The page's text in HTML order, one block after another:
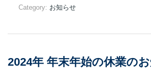
Category: お知らせ
2024年 年末年始の休業の